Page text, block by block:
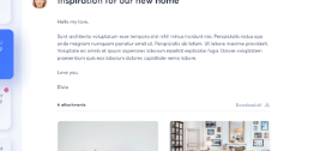
计素材.otf安装包
素材
2021-01-16